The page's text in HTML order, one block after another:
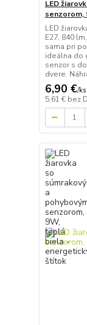
LED
senzorom,
LED
E27, 840
sama pri
ideálna do
senzor s
dvere.
6,90 €/ks
5,61 € bez